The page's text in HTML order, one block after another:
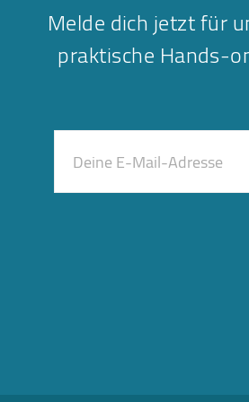
Melde dich jetzt für
praktische Hands-